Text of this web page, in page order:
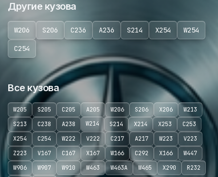
Другие кузова
W206 S206 C236 A236 S214 X254 W254
C254
Все кузова
W205 S205 C205 A205 W206 S206 X206
W213
S213
C238 A238 W214 S214 X214 X253
C253
X254
C254 W222 V222 C217 A217 W223
V223
Z223
V167 C167 X167 W166 C292 X166
W447
W906
W907 W910 W463 W463A W465 X290
R232